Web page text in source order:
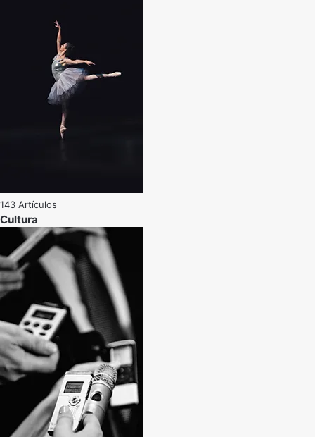
143 Artículos
Cultura